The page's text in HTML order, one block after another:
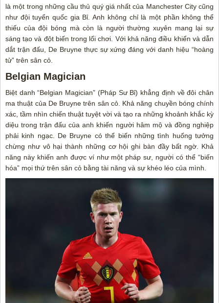
là một trong những cầu thủ quý giá nhất của Manchester City cũng
như đội tuyển quốc gia Bỉ. Anh không chỉ là một phần không thể
thiếu của đội bóng mà còn là người thường xuyên mang lại sự
sáng tạo và đột biến trong lối chơi. Với khả năng điều khiển và dẫn
dắt trận đấu, De Bruyne thực sự xứng đáng với danh hiệu “hoàng
tử” trên sân cỏ.
Belgian Magician
Biệt danh “Belgian Magician” (Pháp Sư Bỉ) khẳng định về đôi chân
ma thuật của De Bruyne trên sân cỏ. Khả năng chuyền bóng chính
xác, tầm nhìn chiến thuật tuyệt vời và tạo ra những khoảnh khắc kỳ
diệu trong trận đấu của anh khiến người hâm mộ và đồng nghiệp
phải kinh ngạc. De Bruyne có thể biến những tình huống tưởng
chừng như vô hại thành những cơ hội ghi bàn đầy bất ngờ. Khả
năng này khiến anh được ví như một pháp sư, người có thể “biến
hóa” mọi thứ trên sân cỏ bằng tài năng và sự khéo léo của mình.